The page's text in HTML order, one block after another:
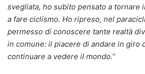
svegliata, ho subito pensato a tornare
a fare ciclismo. Ho ripreso, nel
permesso di conoscere tante realtà
in comune: il piacere di andare in giro
continuare a vedere il mondo.”